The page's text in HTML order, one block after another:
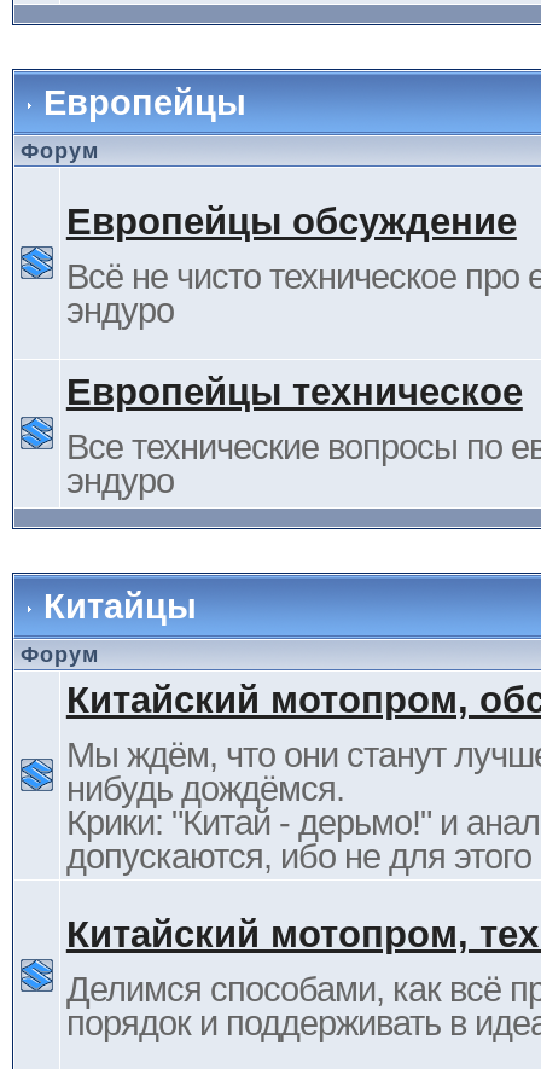
Европейцы
Форум
Европейцы обсуждение
Всё не чисто техническое про
эндуро
Европейцы техническое
Все технические вопросы по
эндуро
Китайцы
Форум
Китайский мотопром,
Мы ждём, что они станут
нибудь дождёмся.
Крики: "Китай - дерьмо!" и
допускаются, ибо не для
Китайский мотопром,
Делимся способами, как всё
порядок и поддерживать в